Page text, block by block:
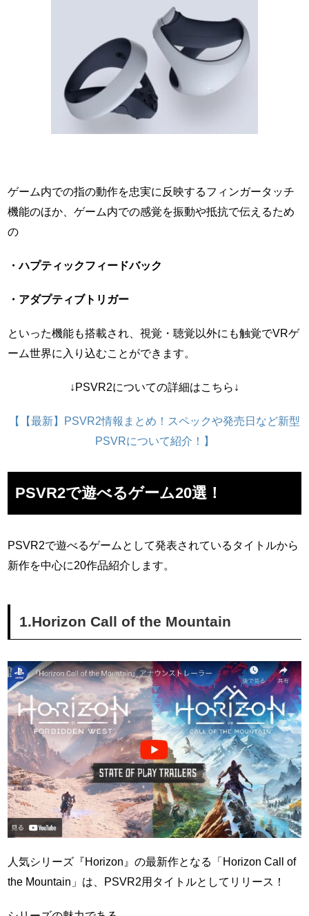
ゲーム内での指の動作を忠実に反映するフィンガータッチ
機能のほか、ゲーム内での感覚を振動や抵抗で伝えるため
の
・ハプティックフィードバック
・アダプティブトリガー
といった機能も搭載され、視覚・聴覚以外にも触覚でVRゲ
ーム世界に入り込むことができます。
↓PSVR2についての詳細はこちら↓
【【最新】PSVR2情報まとめ！スペックや発売日など新型
PSVRについて紹介！】
PSVR2で遊べるゲーム20選！
PSVR2で遊べるゲームとして発表されているタイトルから
新作を中心に20作品紹介します。
1.Horizon Call of the Mountain
人気シリーズ『Horizon』の最新作となる「Horizon Call of
the Mountain」は、PSVR2用タイトルとしてリリース！